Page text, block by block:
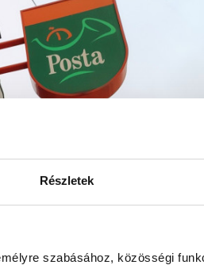
Részletek
szabásához, közösségi